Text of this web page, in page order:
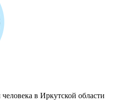
в Иркутской области